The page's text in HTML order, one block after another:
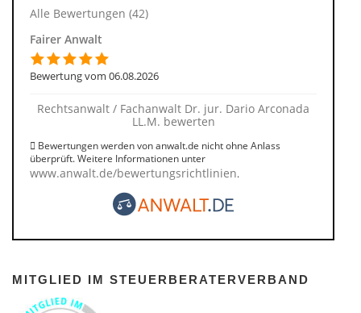
Alle Bewertungen (42)
Fairer Anwalt
Bewertung vom 06.08.2026
Rechtsanwalt / Fachanwalt Dr. jur. Dario Arconada
LL.M. bewerten
Bewertungen werden von anwalt.de nicht ohne Anlass
überprüft. Weitere Informationen unter
www.anwalt.de/bewertungsrichtlinien.
MITGLIED IM STEUERBERATERVERBAND